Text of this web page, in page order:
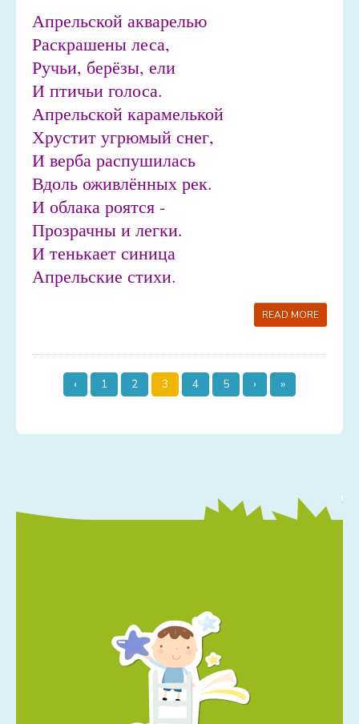
Апрельской акварелью
Раскрашены леса,
Ручьи, берёзы, ели
И птичьи голоса.
Апрельской карамелькой
Хрустит угрюмый снег,
И верба распушилась
Вдоль оживлённых рек.
И облака роятся -
Прозрачны и легки.
И тенькает синица
Апрельские стихи.
READ MORE
‹ 1 2 3 4 5 › »